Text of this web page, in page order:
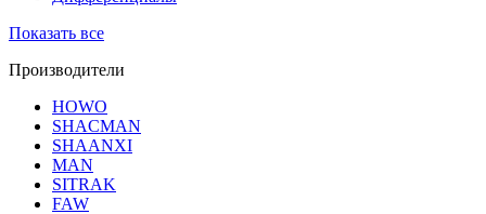
Показать все
Производители
HOWO
SHACMAN
SHAANXI
MAN
SITRAK
FAW